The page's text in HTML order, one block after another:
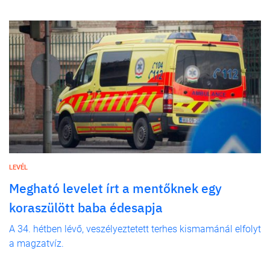
LEVÉL
Megható levelet írt a mentőknek egy
koraszülött baba édesapja
A 34. hétben lévő, veszélyeztetett terhes kismamánál elfolyt
a magzatvíz.